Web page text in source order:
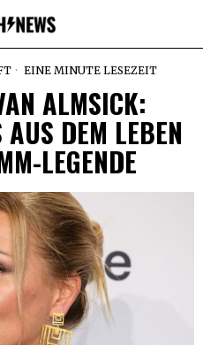
EINE MINUTE LESEZEIT
ALMSICK:
DEM LEBEN
LEGENDE